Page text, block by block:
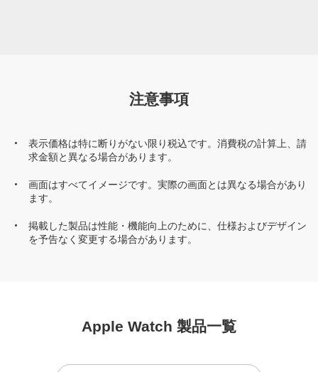
注意事項
表示価格は特に断りがない限り税込です。消費税の計算上、請
求金額と異なる場合があります。
画面はすべてイメージです。実際の画面とは異なる場合があり
ます。
掲載した製品は性能・機能向上のために、仕様およびデザイン
を予告なく変更する場合があります。
Apple Watch 製品一覧